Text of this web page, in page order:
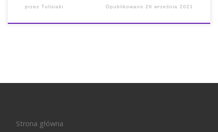
przez Tulisiaki Opublikowano26 września 2021
Strona główna